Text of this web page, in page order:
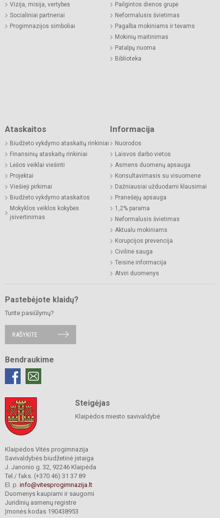
Vizija, misija, vertybės
Socialiniai partneriai
Progimnazijos simboliai
Pailgintos dienos grupė
Neformalusis švietimas
Pagalba mokiniams ir tėvams
Mokinių maitinimas
Patalpų nuoma
Biblioteka
Ataskaitos
Biudžeto vykdymo ataskaitų rinkiniai
Finansinių ataskaitų rinkiniai
Lėšos veiklai viešinti
Projektai
Viešieji pirkimai
Biudžeto vykdymo ataskaitos
Mokyklos veiklos kokybės
įsivertinimas
Informacija
Nuorodos
Laisvos darbo vietos
Asmens duomenų apsauga
Konsultavimasis su visuomene
Dažniausiai užduodami klausimai
Pranešėjų apsauga
1,2% parama
Neformalusis švietimas
Aktualu mokiniams
Korupcijos prevencija
Civilinė sauga
Teisinė informacija
Atviri duomenys
Pastebėjote klaidų?
Turite pasiūlymų?
RAŠYKITE
Bendraukime
Steigėjas
Klaipėdos miesto savivaldybė
Klaipėdos Vitės progimnazija
Savivaldybės biudžetinė įstaiga
J. Janonio g. 32, 92246 Klaipėda
Tel./ faks. (+370 46) 31 37 89
El. p. info@vitesprogimnazija.lt
Duomenys kaupiami ir saugomi
Juridinių asmenų registre
Įmonės kodas 190438953